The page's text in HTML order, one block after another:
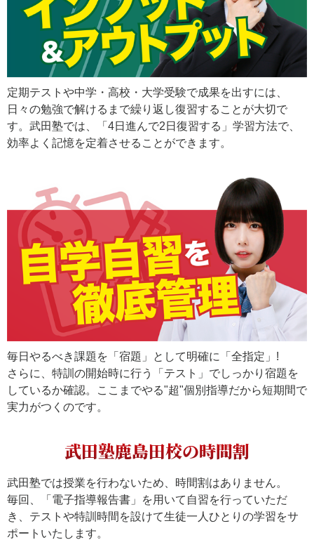
定期テストや中学・高校・大学受験で成果を出すには、
日々の勉強で解けるまで繰り返し復習することが大切で
す。武田塾では、「4日進んで2日復習する」学習方法で、
効率よく記憶を定着させることができます。
毎日やるべき課題を「宿題」として明確に「全指定」!
さらに、特訓の開始時に行う「テスト」でしっかり宿題を
しているか確認。ここまでやる"超"個別指導だから短期間で
実力がつくのです。
武田塾鹿島田校の時間割
武田塾では授業を行わないため、時間割はありません。
毎回、「電子指導報告書」を用いて自習を行っていただ
き、テストや特訓時間を設けて生徒一人ひとりの学習をサ
ポートいたします。